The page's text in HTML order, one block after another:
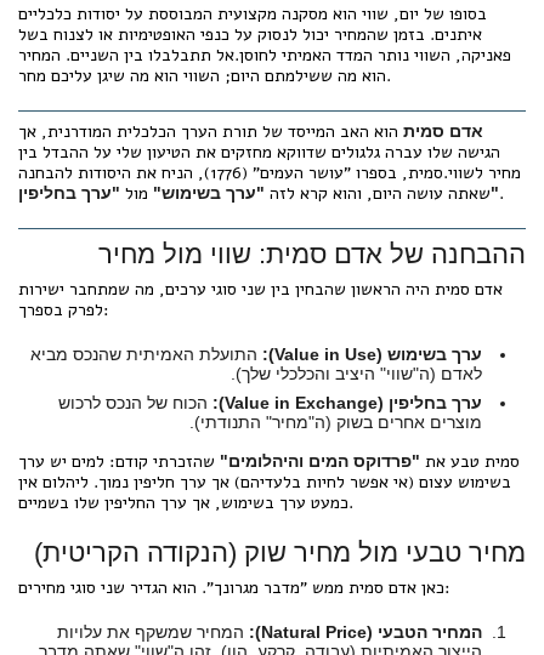
בסופו של יום, שווי הוא מסקנה מקצועית המבוססת על יסודות כלכליים
איתנים. בזמן שהמחיר יכול לנסוק על כנפי האופטימיות או לצנוח בשל
פאניקה, השווי נותר המדד האמיתי לחוסן.אל תתבלבלו בין השניים. המחיר
הוא מה ששילמתם היום; השווי הוא מה שיגן עליכם מחר.
אדם סמית הוא האב המייסד של תורת הערך הכלכלית המודרנית, אך
הגישה שלו עברה גלגולים שדווקא מחזקים את הטיעון שלי על ההבדל בין
מחיר לשווי.סמית, בספרו "עושר העמים" (1776), הניח את היסודות להבחנה
שאתה עושה היום, והוא קרא לזה "ערך בשימוש" מול "ערך בחליפין".
ההבחנה של אדם סמית: שווי מול מחיר
אדם סמית היה הראשון שהבחין בין שני סוגי ערכים, מה שמתחבר ישירות
לפרק בספרך:
ערך בשימוש (Value in Use):
התועלת האמיתית שהנכס מביא
לאדם (ה"שווי" היציב והכלכלי שלך).
ערך בחליפין (Value in Exchange):
הכוח של הנכס לרכוש
מוצרים אחרים בשוק (ה"מחיר" התנודתי).
סמית טבע את "פרדוקס המים והיהלומים" שהזכרתי קודם: למים יש ערך
בשימוש עצום (אי אפשר לחיות בלעדיהם) אך ערך חליפין נמוך. ליהלום אין
כמעט ערך בשימוש, אך ערך החליפין שלו בשמיים.
מחיר טבעי מול מחיר שוק (הנקודה הקריטית)
כאן אדם סמית ממש "מדבר מגרונך". הוא הגדיר שני סוגי מחירים:
המחיר הטבעי (Natural Price):
המחיר שמשקף את עלויות
הייצור האמיתיות (עבודה, קרקע, הון). זהו ה"שווי" שאתה מדבר